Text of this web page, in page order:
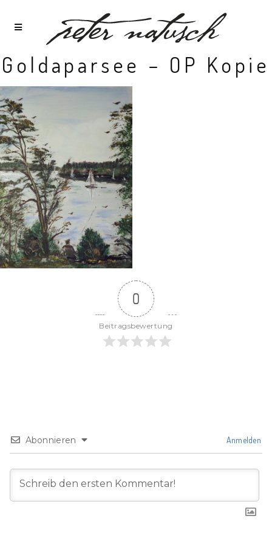
Goldaparsee – OP Kopie
0
Beitragsbewertung
Abonnieren Anmelden